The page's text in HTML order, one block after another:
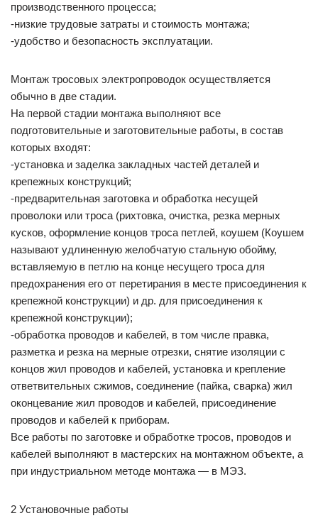
производственного процесса;
-низкие трудовые затраты и стоимость монтажа;
-удобство и безопасность эксплуатации.
Монтаж тросовых электропроводок осуществляется
обычно в две стадии.
На первой стадии монтажа выполняют все
подготовительные и заготовительные работы, в состав
которых входят:
-установка и заделка закладных частей деталей и
крепежных конструкций;
-предварительная заготовка и обработка несущей
проволоки или троса (рихтовка, очистка, резка мерных
кусков, оформление концов троса петлей, коушем (Коушем
называют удлиненную желобчатую стальную обойму,
вставляемую в петлю на конце несущего троса для
предохранения его от перетирания в месте присоединения к
крепежной конструкции) и др. для присоединения к
крепежной конструкции);
-обработка проводов и кабелей, в том числе правка,
разметка и резка на мерные отрезки, снятие изоляции с
концов жил проводов и кабелей, установка и крепление
ответвительных сжимов, соединение (пайка, сварка) жил
оконцевание жил проводов и кабелей, присоединение
проводов и кабелей к приборам.
Все работы по заготовке и обработке тросов, проводов и
кабелей выполняют в мастерских на монтажном объекте, а
при индустриальном методе монтажа — в МЭЗ.
2 Установочные работы